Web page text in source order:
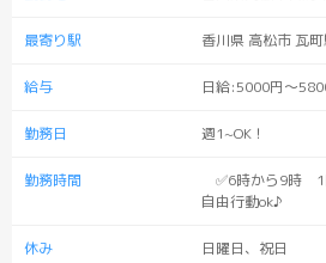
最寄り駅 香川県 高松市 瓦町
給与 日給:5000円～
勤務日 週1~OK！
勤務時間
✅6時から9時
自由行動ok♪
休み 日曜日、祝日